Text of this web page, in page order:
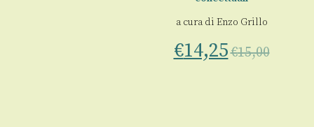
a cura di Enzo Grillo
€14,25€15,00